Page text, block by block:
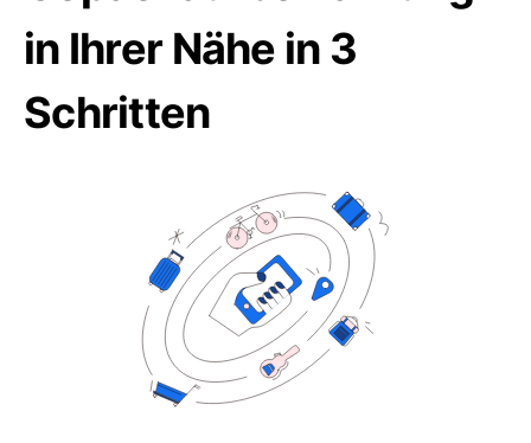
in Ihrer Nähe in 3
Schritten